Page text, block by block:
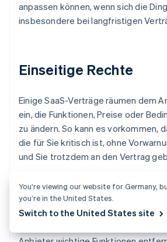
anpassen können, wenn sich die
insbesondere bei langfristigen
Einseitige Rechte
Einige SaaS-Verträge räumen dem
ein, die Funktionen, Preise oder
zu ändern. So kann es vorkommen,
die für Sie kritisch ist, ohne
und Sie trotzdem an den Vertrag
Wenn eine Produktänderung
auf Ihr Unternehmen hat, sollten Sie
darauf zu reagieren. Bestehen Sie
You’re viewing our website for Germany,
you’re in the United States.
Switch to the United States site